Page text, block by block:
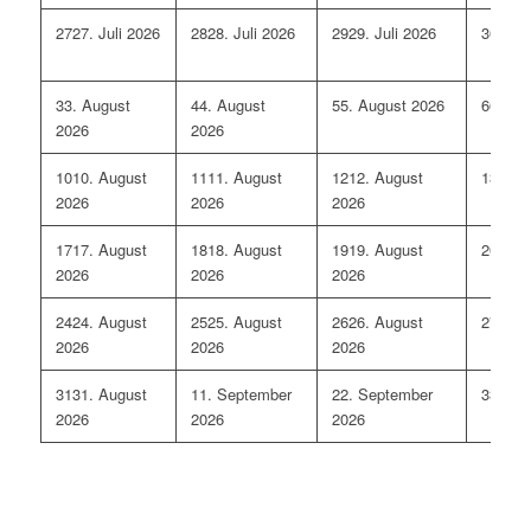
2727. Juli 2026 2828. Juli 2026 2929. Juli 2026 30
33. August
2026
44. August
2026
55. August 2026 66.
1010. August
2026
1111. August
2026
1212. August
2026
13
1717. August
2026
1818. August
2026
1919. August
2026
20
2424. August
2026
2525. August
2026
2626. August
2026
27
3131. August
2026
11. September
2026
22. September
2026
33.